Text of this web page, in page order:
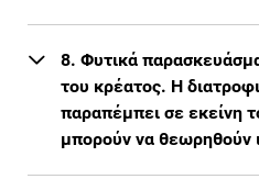
8. Φυτικά
του κρέατος. Η
παραπέμπει σε εκείνη
μπορούν να θεωρηθούν